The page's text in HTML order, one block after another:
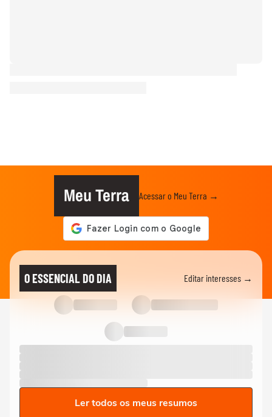
Meu Terra Acessar o Meu Terra →
O ESSENCIAL DO DIA Editar interesses →
Ler todos os meus resumos